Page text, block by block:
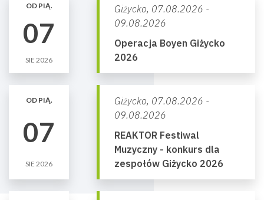
OD PIĄ.
07
SIE 2026
Giżycko, 07.08.2026 -
09.08.2026
Operacja Boyen Giżycko
2026
OD PIĄ.
07
SIE 2026
Giżycko, 07.08.2026 -
09.08.2026
REAKTOR Festiwal
Muzyczny - konkurs dla
zespołów Giżycko 2026